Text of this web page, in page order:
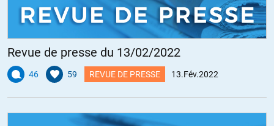
Revue de presse du 13/02/2022
46 59 REVUE DE PRESSE 13.Fév.2022